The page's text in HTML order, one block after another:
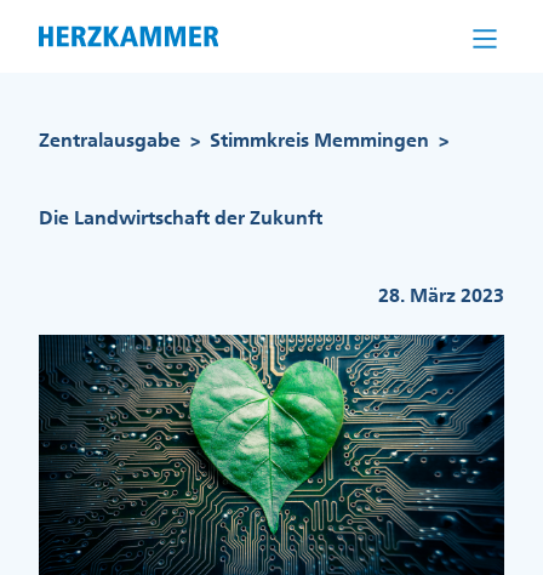
Zentralausgabe > Stimmkreis Memmingen >
Die Landwirtschaft der Zukunft
28. März 2023